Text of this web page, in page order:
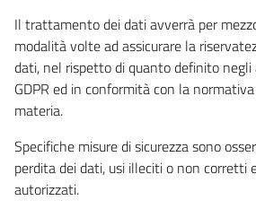
Il trattamento dei dati avverrà per
modalità volte ad assicurare la
dati, nel rispetto di quanto definito negli
GDPR ed in conformità con la
materia.
Specifiche misure di sicurezza sono
perdita dei dati, usi illeciti o non corretti
autorizzati.